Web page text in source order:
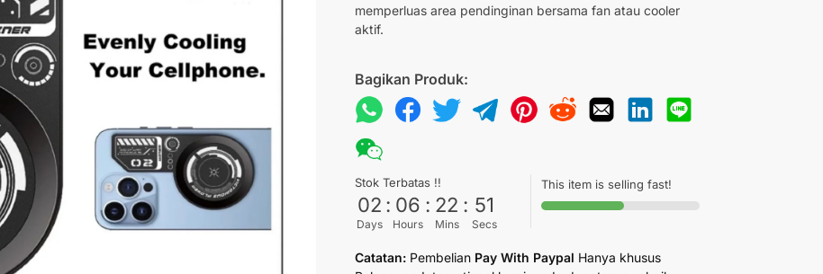
memperluas area pendinginan bersama fan atau cooler
aktif.
Bagikan Produk:
Stok Terbatas !!
02
Days
: 06
Hours
: 22
Mins
: 50
Secs
This item is selling fast!
Catatan: Pembelian Pay With Paypal Hanya khusus